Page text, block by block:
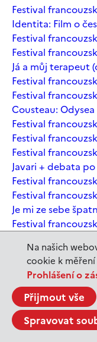
Na našich
cookie k
Prohlášení o
Přijmout vše
Spravovat
Festival
Identita: Film o
Festival
Festival
Já a můj terapeut
Festival
Festival
Cousteau: Odysea
Festival
Festival
Festival
Javari + debata
Festival
Festival
Je mi ze sebe
Festival
Chomským
Festival
Festival
Festival
Králova milenka
Jeanne du Barry –